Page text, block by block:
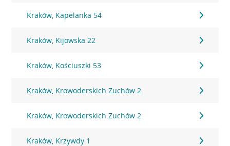
Kraków, Kapelanka 54
Kraków, Kijowska 22
Kraków, Kościuszki 53
Kraków, Krowoderskich Zuchów 2
Kraków, Krowoderskich Zuchów 2
Kraków, Krzywdy 1